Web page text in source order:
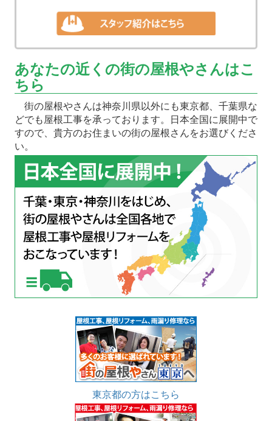
あなたの近くの街の屋根やさんはこ
ちら
街の屋根やさんは神奈川県以外にも東京都、千葉県な
どでも屋根工事を承っております。日本全国に展開中で
すので、貴方のお住まいの街の屋根さんをお選びくださ
い。
東京都の方はこちら